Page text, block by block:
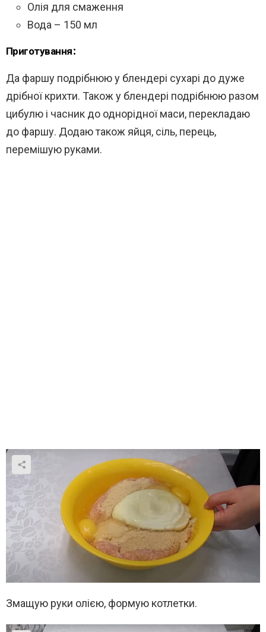
Олія для смаження
Вода – 150 мл
Приготування:
Да фаршу подрібнюю у блендері сухарі до дуже
дрібної крихти. Також у блендері подрібнюю разом
цибулю і часник до однорідної маси, перекладаю
до фаршу. Додаю також яйця, сіль, перець,
перемішую руками.
Змащую руки олією, формую котлетки.